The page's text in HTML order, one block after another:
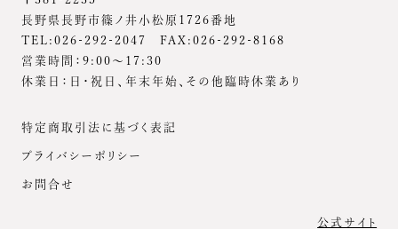
長野県長野市篠ノ井小松原1726番地
TEL:026-292-2047 FAX:026-292-8168
営業時間：9:00～17:30
休業日：日・祝日、年末年始、その他臨時休業あり
特定商取引法に基づく表記
プライバシーポリシー
お問合せ
公式サイト